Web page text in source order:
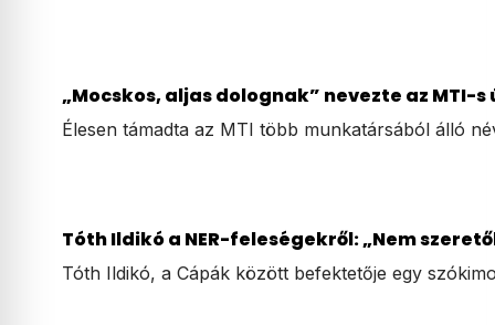
„Mocskos, aljas dolognak” nevezte az
Élesen támadta az MTI több munkatársából álló
Tóth Ildikó a NER-feleségekről: „Nem
Tóth Ildikó, a Cápák között befektetője egy